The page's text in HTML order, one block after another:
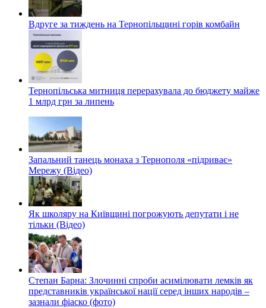
Вдруге за тиждень на Тернопільщині горів комбайн
Тернопільська митниця перерахувала до бюджету майже
1 млрд грн за липень
Запальний танець монаха з Тернополя «підриває»
Мережу (Відео)
Як школяру на Київщині погрожують депутати і не
тільки (Відео)
Степан Барна: Злочинні спроби асимілювати лемків як
представників української нації серед інших народів –
зазнали фіаско (фото)